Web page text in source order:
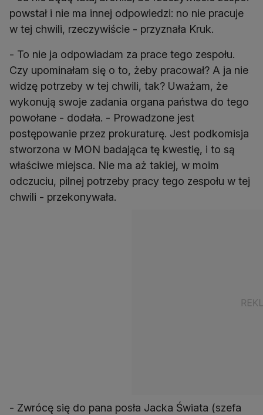
powstał i nie ma innej odpowiedzi: no nie pracuje
w tej chwili, rzeczywiście - przyznała Kruk.
- To nie ja odpowiadam za prace tego zespołu.
Czy upominałam się o to, żeby pracował? A ja nie
widzę potrzeby w tej chwili, tak? Uważam, że
wykonują swoje zadania organa państwa do tego
powołane - dodała. - Prowadzone jest
postępowanie przez prokuraturę. Jest podkomisja
stworzona w MON badająca tę kwestię, i to są
właściwe miejsca. Nie ma aż takiej, w moim
odczuciu, pilnej potrzeby pracy tego zespołu w tej
chwili - przekonywała.
- Zwrócę się do pana posła Jacka Świata (szefa